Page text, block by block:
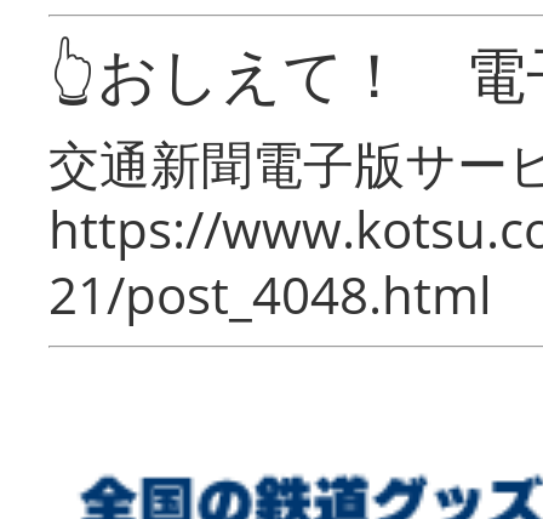
👆おしえて！ 電
交通新聞電子版サー
https://
21/post_4048.html